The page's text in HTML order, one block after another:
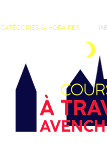
CATÉGORIES & HORAIRES